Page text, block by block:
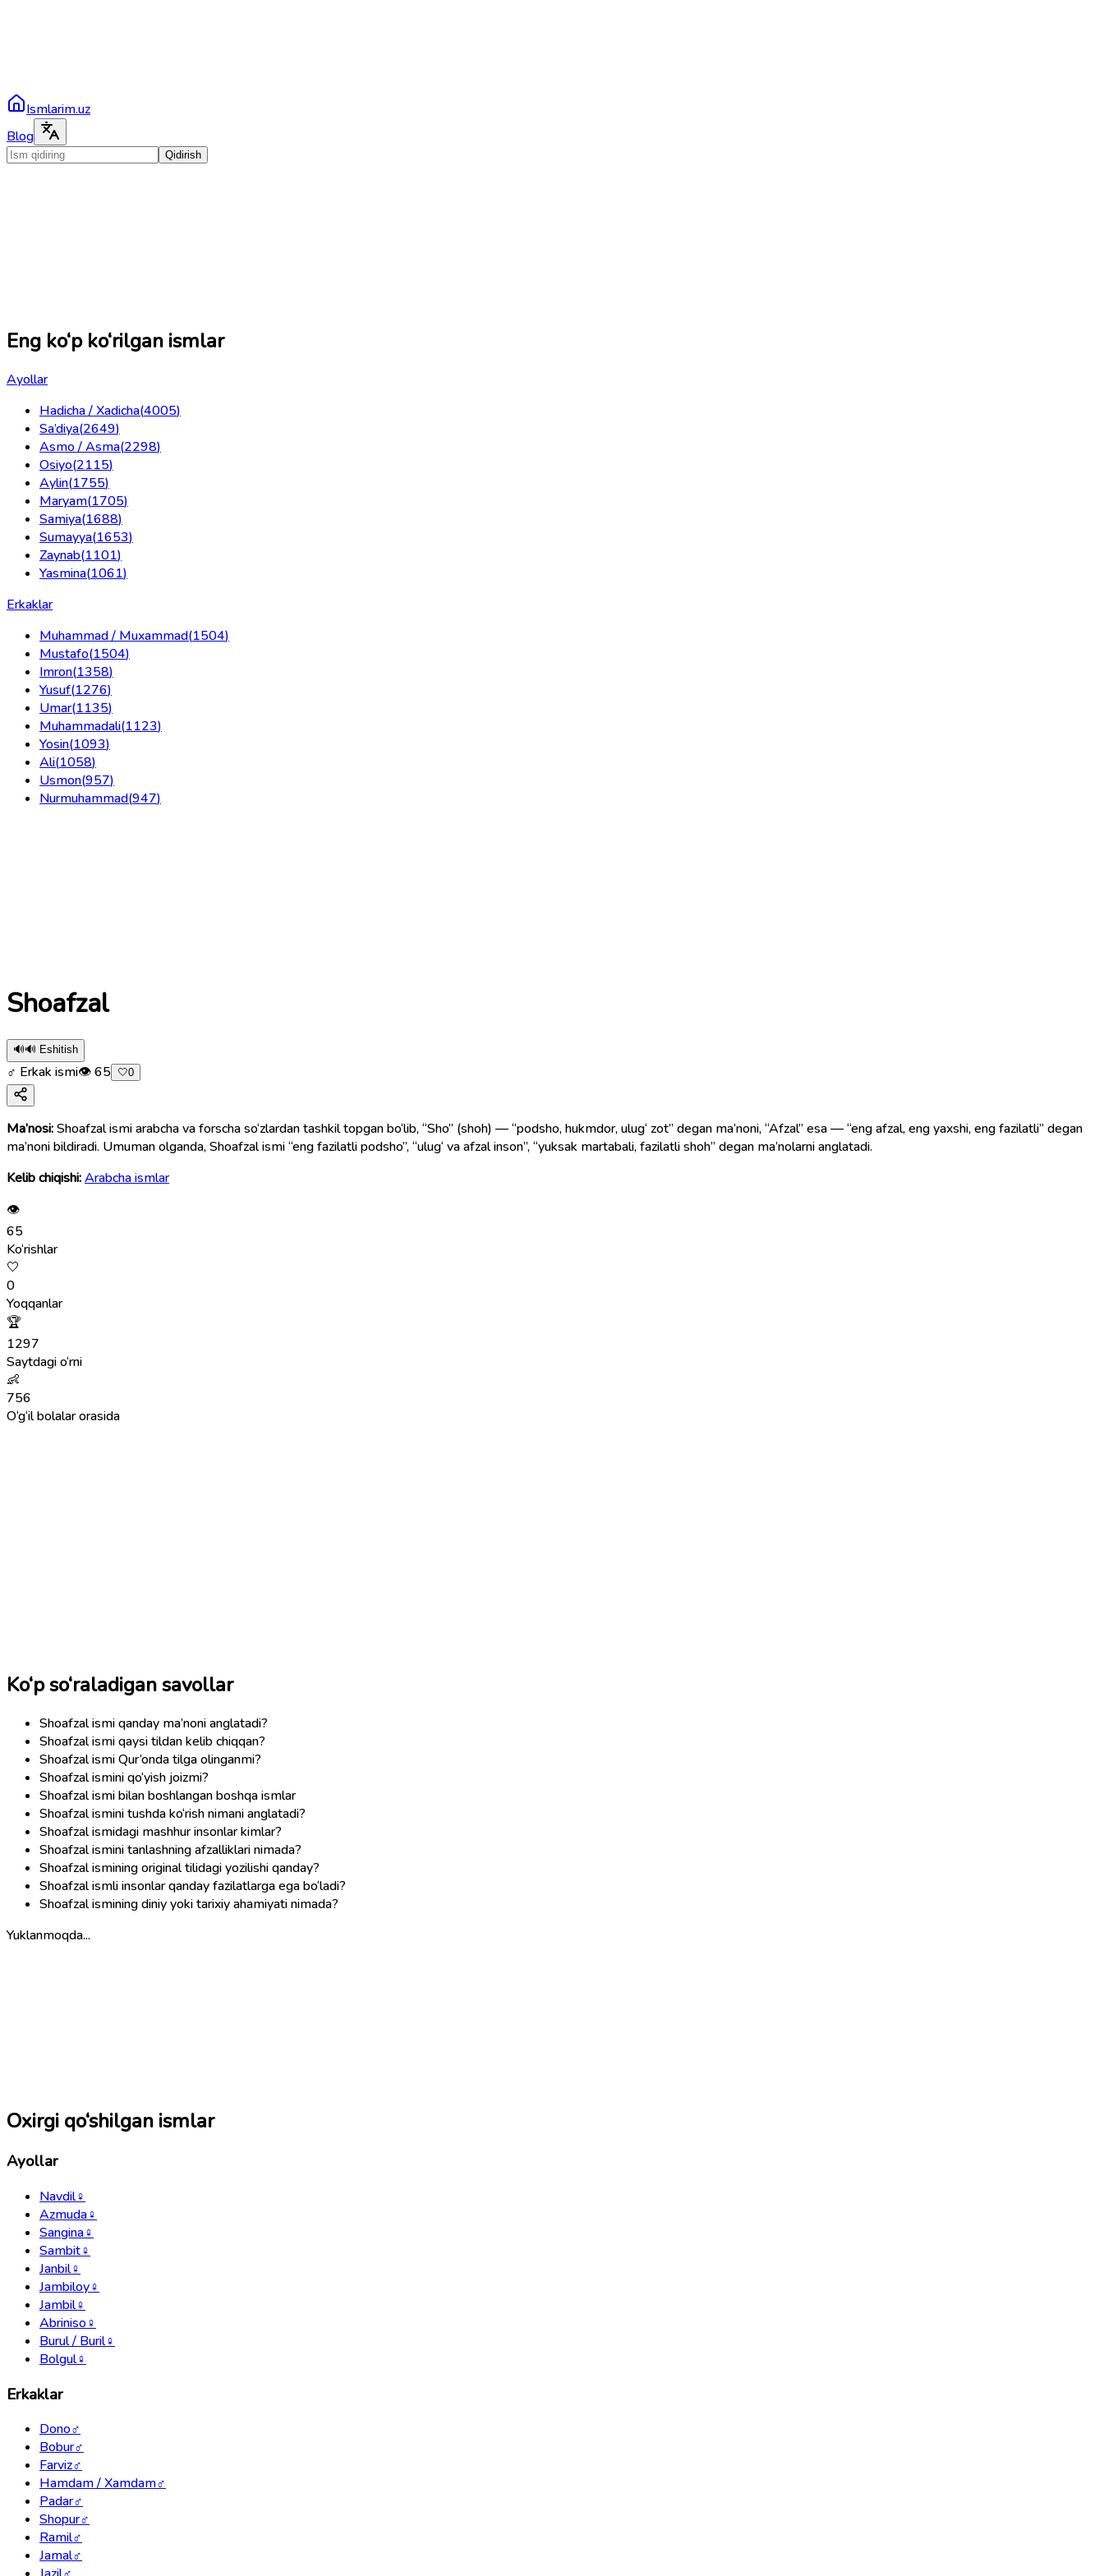
Ismlarim.uz
Blog
Qidirish
Eng ko‘p ko‘rilgan ismlar
Ayollar
Hadicha / Xadicha(4005)
Sa’diya(2649)
Asmo / Asma(2298)
Osiyo(2115)
Aylin(1755)
Maryam(1705)
Samiya(1688)
Sumayya(1653)
Zaynab(1101)
Yasmina(1061)
Erkaklar
Muhammad / Muxammad(1504)
Mustafo(1504)
Imron(1358)
Yusuf(1276)
Umar(1135)
Muhammadali(1123)
Yosin(1093)
Ali(1058)
Usmon(957)
Nurmuhammad(947)
Shoafzal
🔊🔊 Eshitish
♂ Erkak ismi👁65 🤍0
Ma’nosi:Shoafzal ismi arabcha va forscha so‘zlardan tashkil topgan bo‘lib, “Sho” (shoh) — “podsho, hukmdor, ulug‘ zot” degan ma’noni, “Afzal” esa — “eng afzal, eng yaxshi, eng fazilatli” degan
ma’noni bildiradi. Umuman olganda, Shoafzal ismi “eng fazilatli podsho”, “ulug‘ va afzal inson”, “yuksak martabali, fazilatli shoh” degan ma’nolarni anglatadi.
Kelib chiqishi:Arabcha ismlar
👁
65
Ko‘rishlar
🤍
0
Yoqqanlar
🏆
1297
Saytdagi o‘rni
👶
756
O‘g‘il bolalar orasida
Ko‘p so‘raladigan savollar
Shoafzal ismi qanday ma’noni anglatadi?
Shoafzal ismi qaysi tildan kelib chiqqan?
Shoafzal ismi Qur’onda tilga olinganmi?
Shoafzal ismini qo‘yish joizmi?
Shoafzal ismi bilan boshlangan boshqa ismlar
Shoafzal ismini tushda ko‘rish nimani anglatadi?
Shoafzal ismidagi mashhur insonlar kimlar?
Shoafzal ismini tanlashning afzalliklari nimada?
Shoafzal ismining original tilidagi yozilishi qanday?
Shoafzal ismli insonlar qanday fazilatlarga ega bo‘ladi?
Shoafzal ismining diniy yoki tarixiy ahamiyati nimada?
Yuklanmoqda...
Oxirgi qo‘shilgan ismlar
Ayollar
Navdil♀
Azmuda♀
Sangina♀
Sambit♀
Janbil♀
Jambiloy♀
Jambil♀
Abriniso♀
Burul / Buril♀
Bolgul♀
Erkaklar
Dono♂
Bobur♂
Farviz♂
Hamdam / Xamdam♂
Padar♂
Shopur♂
Ramil♂
Jamal♂